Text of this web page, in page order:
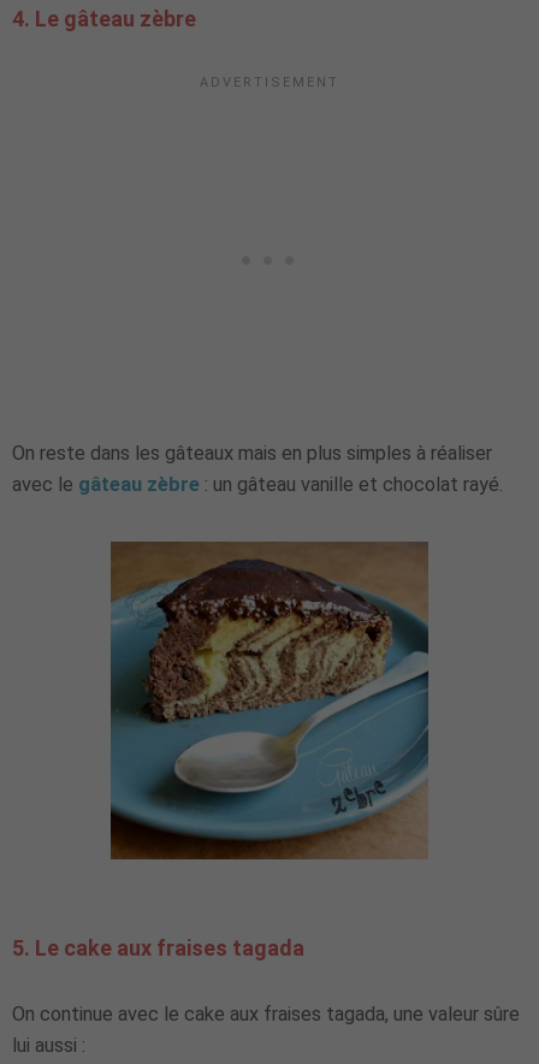
4. Le gâteau zèbre
On reste dans les gâteaux mais en plus simples à réaliser
avec le gâteau zèbre : un gâteau vanille et chocolat rayé.
5. Le cake aux fraises tagada
On continue avec le cake aux fraises tagada, une valeur sûre
lui aussi :